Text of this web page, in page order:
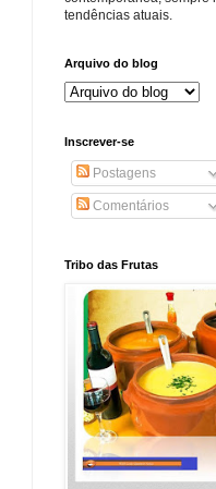
tendências atuais.
Arquivo do blog
Inscrever-se
Postagens
Comentários
Tribo das Frutas